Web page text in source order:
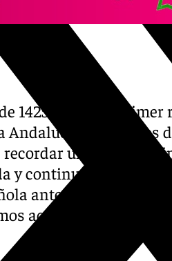
1425 marca el primer
Andalucía. Seis siglos
recordar un episodio,
y continuada: «El
antes de que España
aquí, España no era